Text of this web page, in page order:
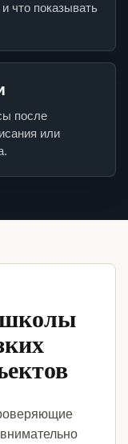
что показывать
после
или